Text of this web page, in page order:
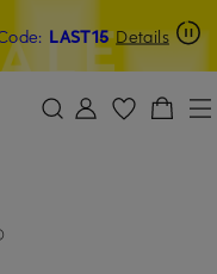
SUCHFELD ÜBERSPRINGEN
LAST15 Details
sichern